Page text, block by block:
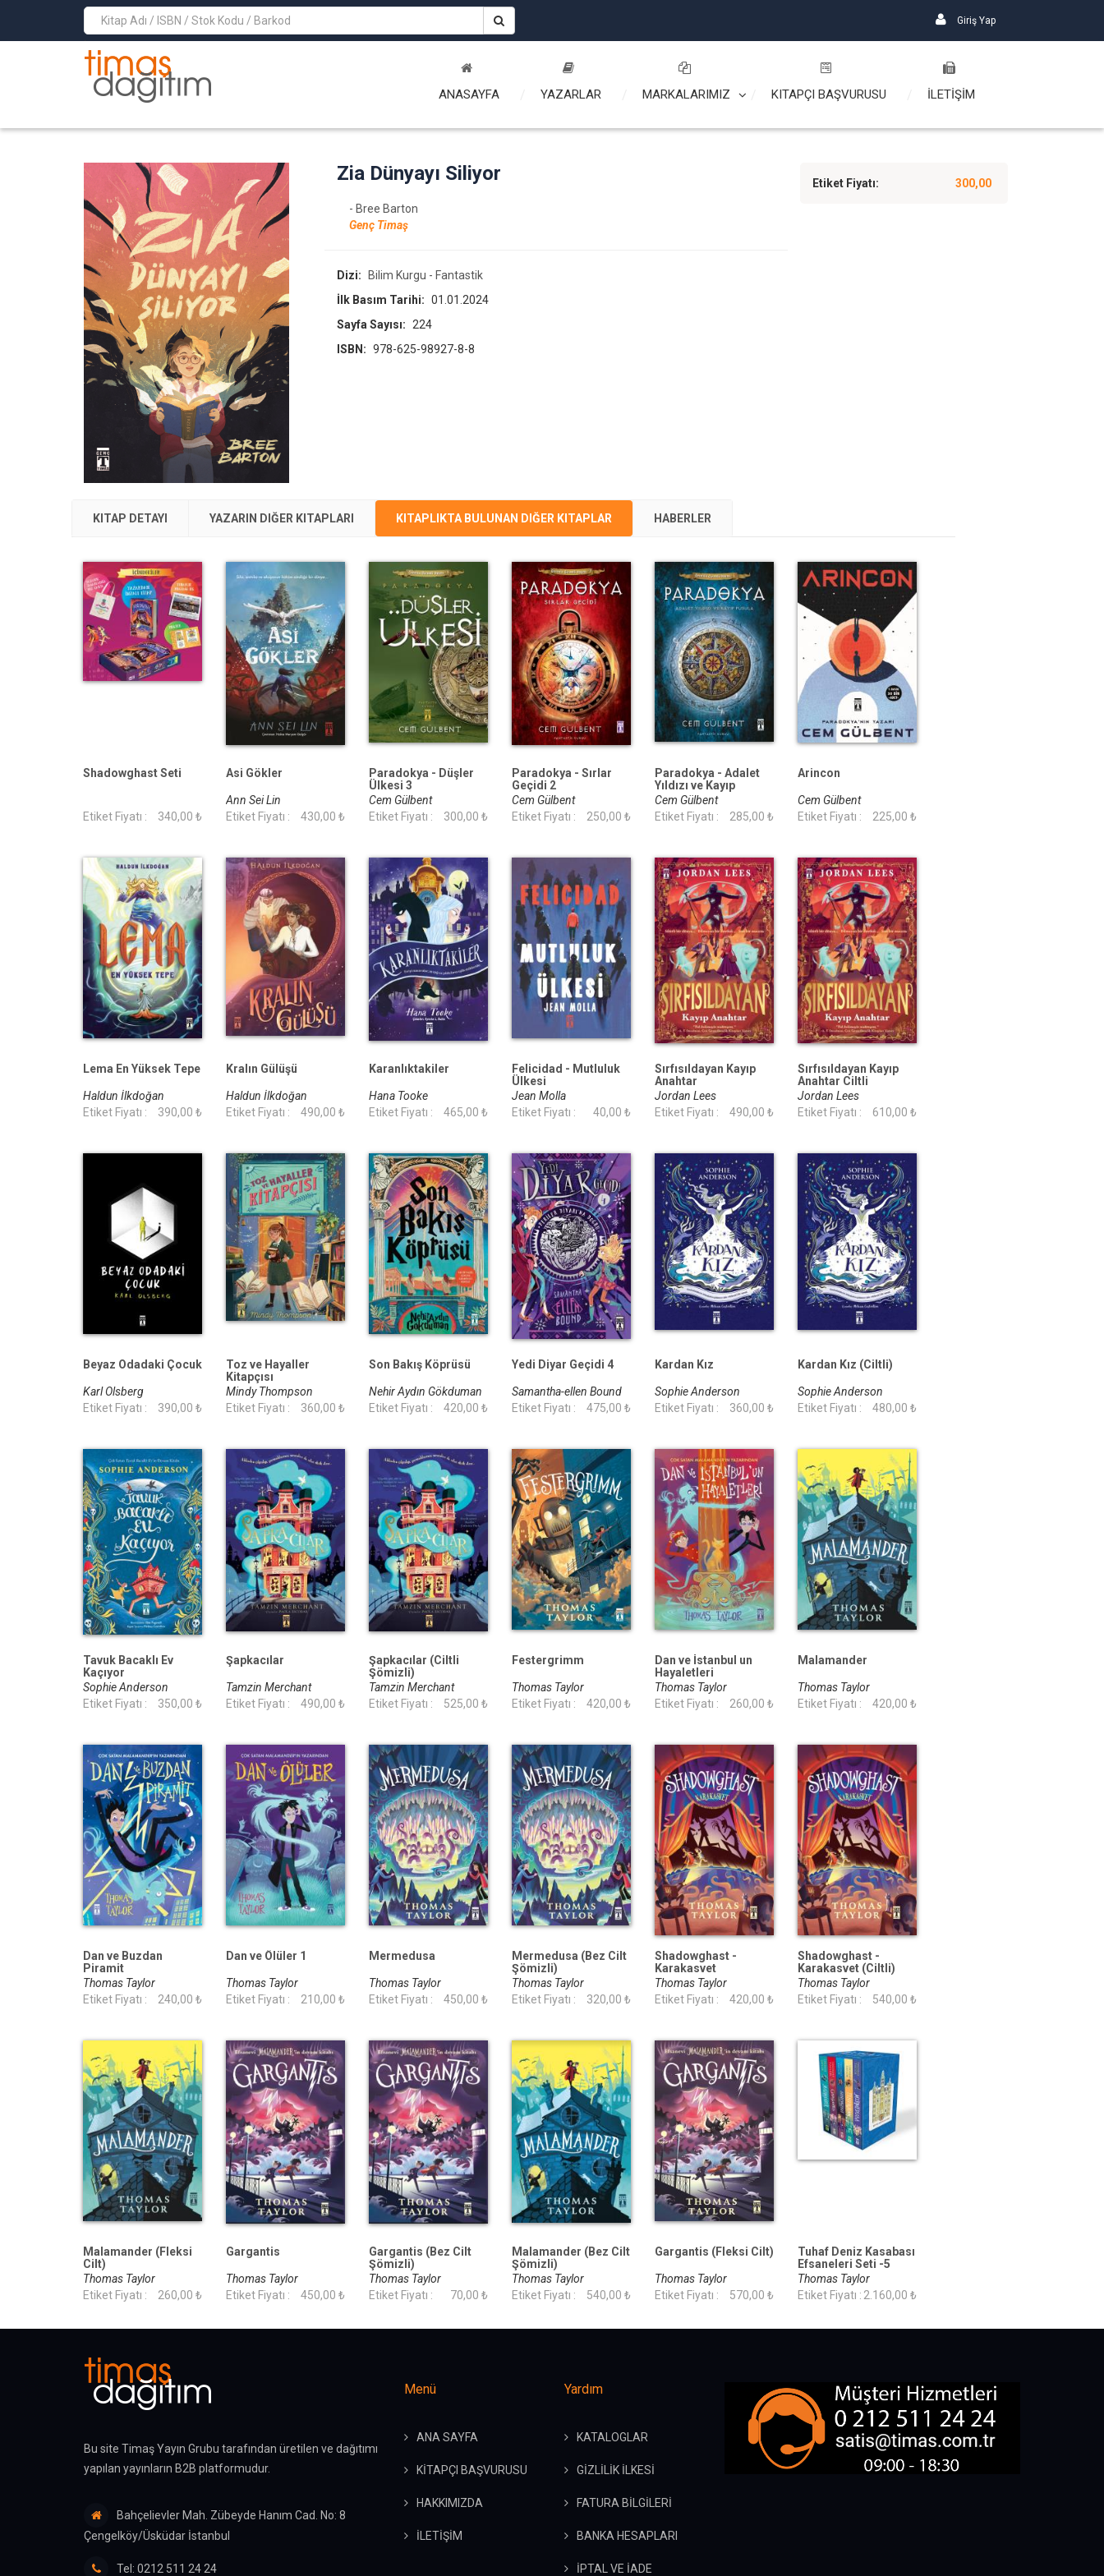
>
Giriş Yap
ANASAYFA YAZARLAR MARKALARIMIZ KITAPÇI BAŞVURUSU İLETİŞİM
Zia Dünyayı Siliyor
- Bree Barton
Genç Timaş
Dizi:
Bilim Kurgu - Fantastik
İlk Basım Tarihi: 01.01.2024
Sayfa Sayısı:
224
ISBN: 978-625-98927-8-8
Etiket Fiyatı: 300,00
KITAP DETAYI YAZARIN DIĞER KITAPLARI KITAPLIKTA BULUNAN DIĞER KITAPLAR HABERLER
Shadowghast Seti
Etiket Fiyatı : 340,00 ₺
Asi Gökler
Ann Sei Lin
Etiket Fiyatı :
430,00 ₺
Paradokya - Düşler
Ülkesi 3
Cem Gülbent
Etiket Fiyatı :
300,00 ₺
Paradokya - Sırlar
Geçidi 2
Cem Gülbent
Etiket Fiyatı :
250,00 ₺
Paradokya - Adalet
Yıldızı ve Kayıp
Pusula 1
Cem Gülbent
Etiket Fiyatı :
285,00 ₺
Arincon
Cem Gülbent
Etiket Fiyatı :
225,00 ₺
Lema En Yüksek Tepe
Haldun İlkdoğan
Etiket Fiyatı :
390,00 ₺
Kralın Gülüşü
Haldun İlkdoğan
Etiket Fiyatı :
490,00 ₺
Karanlıktakiler
Hana Tooke
Etiket Fiyatı :
465,00 ₺
Felicidad - Mutluluk
Ülkesi
Jean Molla
Etiket Fiyatı :
40,00 ₺
Sırfısıldayan Kayıp
Anahtar
Jordan Lees
Etiket Fiyatı :
490,00 ₺
Sırfısıldayan Kayıp
Anahtar Ciltli
Jordan Lees
Etiket Fiyatı :
610,00 ₺
Beyaz Odadaki Çocuk
Karl Olsberg
Etiket Fiyatı :
390,00 ₺
Toz ve Hayaller
Kitapçısı
Mindy Thompson
Etiket Fiyatı :
360,00 ₺
Son Bakış Köprüsü
Nehir Aydın Gökduman
Etiket Fiyatı :
420,00 ₺
Yedi Diyar Geçidi 4
Samantha-ellen Bound
Etiket Fiyatı :
475,00 ₺
Kardan Kız
Sophie Anderson
Etiket Fiyatı :
360,00 ₺
Kardan Kız (Ciltli)
Sophie Anderson
Etiket Fiyatı :
480,00 ₺
Tavuk Bacaklı Ev
Kaçıyor
Sophie Anderson
Etiket Fiyatı :
350,00 ₺
Şapkacılar
Tamzin Merchant
Etiket Fiyatı :
490,00 ₺
Şapkacılar (Ciltli
Şömizli)
Tamzin Merchant
Etiket Fiyatı :
525,00 ₺
Festergrimm
Thomas Taylor
Etiket Fiyatı :
420,00 ₺
Dan ve İstanbul un
Hayaletleri
Thomas Taylor
Etiket Fiyatı :
260,00 ₺
Malamander
Thomas Taylor
Etiket Fiyatı :
420,00 ₺
Dan ve Buzdan
Piramit
Thomas Taylor
Etiket Fiyatı :
240,00 ₺
Dan ve Ölüler 1
Thomas Taylor
Etiket Fiyatı :
210,00 ₺
Mermedusa
Thomas Taylor
Etiket Fiyatı :
450,00 ₺
Mermedusa (Bez Cilt
Şömizli)
Thomas Taylor
Etiket Fiyatı :
320,00 ₺
Shadowghast -
Karakasvet
Thomas Taylor
Etiket Fiyatı :
420,00 ₺
Shadowghast -
Karakasvet (Ciltli)
Thomas Taylor
Etiket Fiyatı :
540,00 ₺
Malamander (Fleksi
Cilt)
Thomas Taylor
Etiket Fiyatı :
260,00 ₺
Gargantis
Thomas Taylor
Etiket Fiyatı :
450,00 ₺
Gargantis (Bez Cilt
Şömizli)
Thomas Taylor
Etiket Fiyatı :
70,00 ₺
Malamander (Bez Cilt
Şömizli)
Thomas Taylor
Etiket Fiyatı :
540,00 ₺
Gargantis (Fleksi Cilt)
Thomas Taylor
Etiket Fiyatı :
570,00 ₺
Tuhaf Deniz Kasabası
Efsaneleri Seti -5
Kitap
Thomas Taylor
Etiket Fiyatı : 2.160,00 ₺
Bu site Timaş Yayın Grubu tarafından üretilen ve dağıtımı
yapılan yayınların B2B platformudur.
Bahçelievler Mah. Zübeyde Hanım Cad. No: 8
Çengelköy/Üsküdar İstanbul
Tel: 0212 511 24 24
Menü
ANA SAYFA
KİTAPÇI BAŞVURUSU
HAKKIMIZDA
İLETİŞİM
Yardım
KATALOGLAR
GİZLİLİK İLKESİ
FATURA BİLGİLERİ
BANKA HESAPLARI
İPTAL VE İADE